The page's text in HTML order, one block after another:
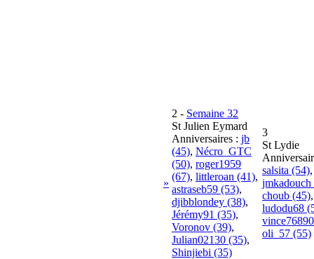
»
2 - Semaine 32
St Julien Eymard
Anniversaires : jb
(45), Nécro_GTC
(50), roger1959
(67), littleroan (41),
astraseb59 (53),
djibblondey (38),
Jérémy91 (35),
Voronov (39),
Julian02130 (35),
Shinjiebi (35)
3
St Lydie
salsita (54),
jmkadouch
choub (45),
ludodu68
oli_57 (55)